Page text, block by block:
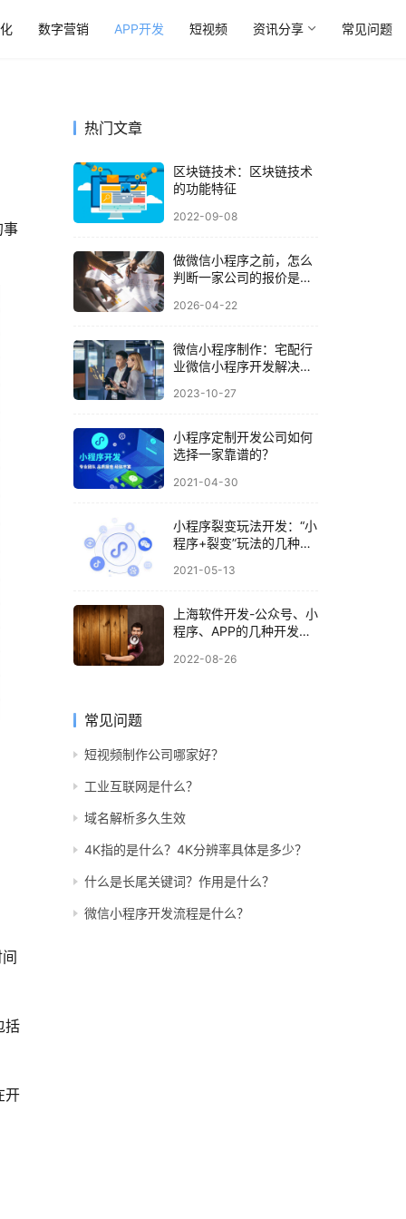
数字营销 APP开发 短视频 资讯分享 常见问题
事
括
开
热门文章
区块链技术：区块链技术
的功能特征
2022-09-08
做微信小程序之前，怎么
判断一家公司的报价是否
2026-04-22
微信小程序制作：宅配行
业微信小程序开发解决方
2023-10-27
小程序定制开发公司如何
选择一家靠谱的？
2021-04-30
小程序裂变玩法开发：“小
程序+裂变”玩法的几种玩
2021-05-13
上海软件开发-公众号、小
程序、APP的几种开发方
2022-08-26
常见问题
短视频制作公司哪家好？
工业互联网是什么？
域名解析多久生效
4K指的是什么？4K分辨率具体是多少？
什么是长尾关键词？作用是什么？
微信小程序开发流程是什么？